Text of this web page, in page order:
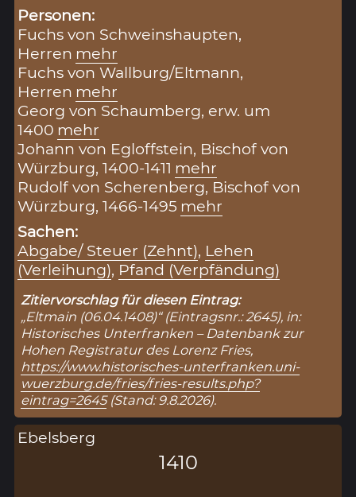
Personen:
Fuchs von Schweinshaupten,
Herren mehr
Fuchs von Wallburg/Eltmann,
Herren mehr
Georg von Schaumberg, erw. um
1400 mehr
Johann von Egloffstein, Bischof von
Würzburg, 1400-1411 mehr
Rudolf von Scherenberg, Bischof von
Würzburg, 1466-1495 mehr
Sachen:
Abgabe/ Steuer (Zehnt), Lehen
(Verleihung), Pfand (Verpfändung)
Zitiervorschlag für diesen Eintrag:
„Eltmain (06.04.1408)“ (Eintragsnr.: 2645), in:
Historisches Unterfranken – Datenbank zur
Hohen Registratur des Lorenz Fries,
https://www.historisches-unterfranken.uni-
wuerzburg.de/fries/fries-results.php?
eintrag=2645(Stand: 9.8.2026).
Ebelsberg
1410